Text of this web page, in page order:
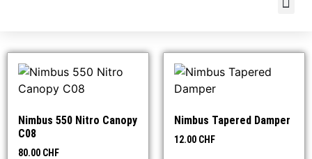
Nimbus 550 Nitro Canopy
C08
80.00 CHF
Nimbus Tapered Damper
12.00 CHF